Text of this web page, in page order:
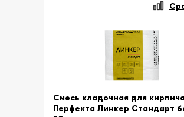
Смесь кладочная для
Перфекта Линкер Стандарт